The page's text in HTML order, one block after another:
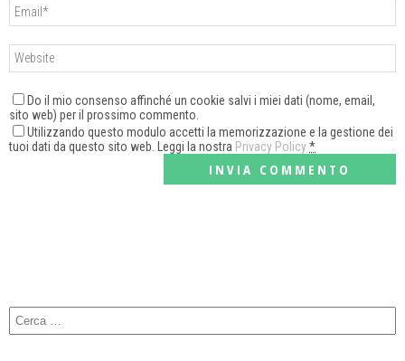
Do il mio consenso affinché un cookie salvi i miei dati (nome, email,
sito web) per il prossimo commento.
Utilizzando questo modulo accetti la memorizzazione e la gestione dei
tuoi dati da questo sito web. Leggi la nostra Privacy Policy*